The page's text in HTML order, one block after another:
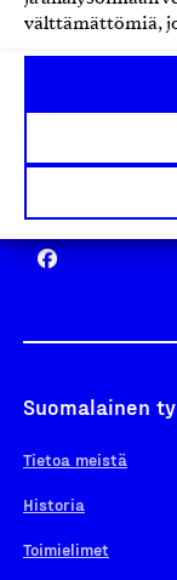
välttämättömiä,
Suomalainen
Tietoa meistä
Historia
Toimielimet